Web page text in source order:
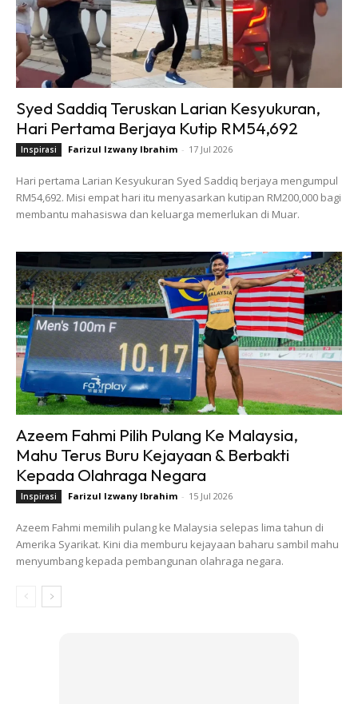
Syed Saddiq Teruskan Larian Kesyukuran,
Hari Pertama Berjaya Kutip RM54,692
Inspirasi Farizul Izwany Ibrahim - 17 Jul 2026
Hari pertama Larian Kesyukuran Syed Saddiq berjaya mengumpul
RM54,692. Misi empat hari itu menyasarkan kutipan RM200,000 bagi
membantu mahasiswa dan keluarga memerlukan di Muar.
Azeem Fahmi Pilih Pulang Ke Malaysia,
Mahu Terus Buru Kejayaan & Berbakti
Kepada Olahraga Negara
Inspirasi Farizul Izwany Ibrahim - 15 Jul 2026
Azeem Fahmi memilih pulang ke Malaysia selepas lima tahun di
Amerika Syarikat. Kini dia memburu kejayaan baharu sambil mahu
menyumbang kepada pembangunan olahraga negara.